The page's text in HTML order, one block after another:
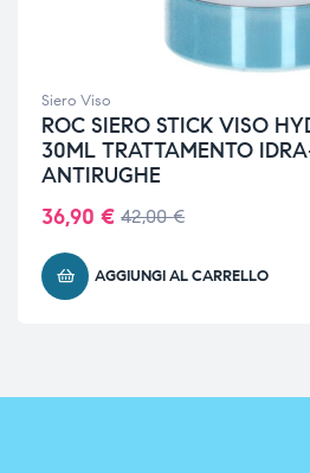
Siero Viso
ROC SIERO STICK VISO
30ML TRATTAMENTO
ANTIRUGHE
42,00€
36,90 €
AGGIUNGI AL CARRELLO